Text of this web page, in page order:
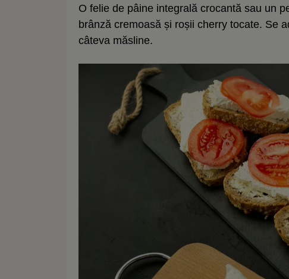
O felie de pâine integrală crocantă sau un
brânză cremoasă și roșii cherry tocate. Se
câteva măsline.